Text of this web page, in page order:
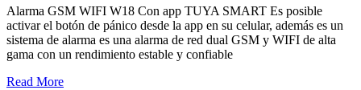
Alarma GSM WIFI W18 Con app TUYA SMART Es posible
activar el botón de pánico desde la app en su celular, además es un
sistema de alarma es una alarma de red dual GSM y WIFI de alta
gama con un rendimiento estable y confiable
Read More